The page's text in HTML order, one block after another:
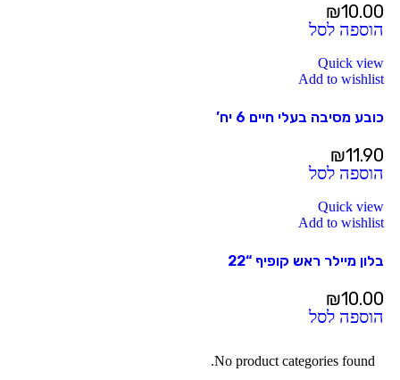
₪10.00
הוספה לסל
Quick view
Add to wishlist
כובע מסיבה בעלי חיים 6 יח’
₪11.90
הוספה לסל
Quick view
Add to wishlist
בלון מיילר ראש קופיף “22
₪10.00
הוספה לסל
No product categories found.